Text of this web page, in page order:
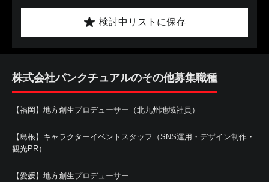
検討中リストに保存
株式会社パンクチュアルのその他募集職種
【福岡】地方創生プロデューサー（北九州地域社員）
【島根】キャラクターイベントスタッフ（SNS運用・デザイン制作・
観光PR）
【愛媛】地方創生プロデューサー